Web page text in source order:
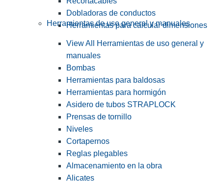
Dobladoras de conductos
Herramientas para calcular dimensiones
Herramientas de uso general y manuales
View All Herramientas de uso general y
manuales
Bombas
Herramientas para baldosas
Herramientas para hormigón
Asidero de tubos STRAPLOCK
Prensas de tornillo
Niveles
Cortapernos
Reglas plegables
Almacenamiento en la obra
Alicates